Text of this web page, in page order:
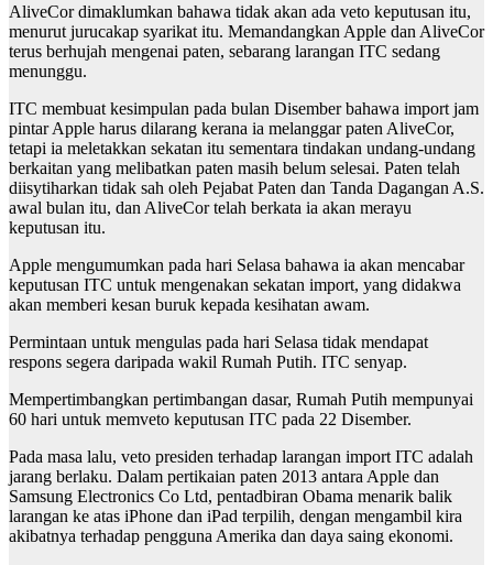
AliveCor dimaklumkan bahawa tidak akan ada veto keputusan itu,
menurut jurucakap syarikat itu. Memandangkan Apple dan AliveCor
terus berhujah mengenai paten, sebarang larangan ITC sedang
menunggu.
ITC membuat kesimpulan pada bulan Disember bahawa import jam
pintar Apple harus dilarang kerana ia melanggar paten AliveCor,
tetapi ia meletakkan sekatan itu sementara tindakan undang-undang
berkaitan yang melibatkan paten masih belum selesai. Paten telah
diisytiharkan tidak sah oleh Pejabat Paten dan Tanda Dagangan A.S.
awal bulan itu, dan AliveCor telah berkata ia akan merayu
keputusan itu.
Apple mengumumkan pada hari Selasa bahawa ia akan mencabar
keputusan ITC untuk mengenakan sekatan import, yang didakwa
akan memberi kesan buruk kepada kesihatan awam.
Permintaan untuk mengulas pada hari Selasa tidak mendapat
respons segera daripada wakil Rumah Putih. ITC senyap.
Mempertimbangkan pertimbangan dasar, Rumah Putih mempunyai
60 hari untuk memveto keputusan ITC pada 22 Disember.
Pada masa lalu, veto presiden terhadap larangan import ITC adalah
jarang berlaku. Dalam pertikaian paten 2013 antara Apple dan
Samsung Electronics Co Ltd, pentadbiran Obama menarik balik
larangan ke atas iPhone dan iPad terpilih, dengan mengambil kira
akibatnya terhadap pengguna Amerika dan daya saing ekonomi.